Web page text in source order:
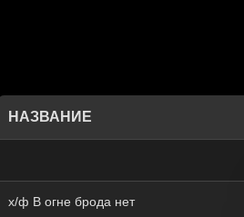
НАЗВАНИЕ
х/ф В огне брода нет